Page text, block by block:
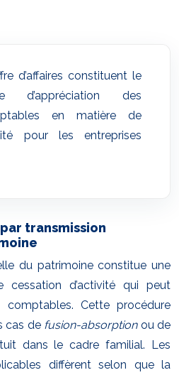
d’affaires constituent le
d’appréciation des
en matière de
pour les entreprises
transmission
du patrimoine constitue une
cessation d’activité qui peut
Cette procédure
cas de fusion-absorption ou de
dans le cadre familial. Les
diffèrent selon que la